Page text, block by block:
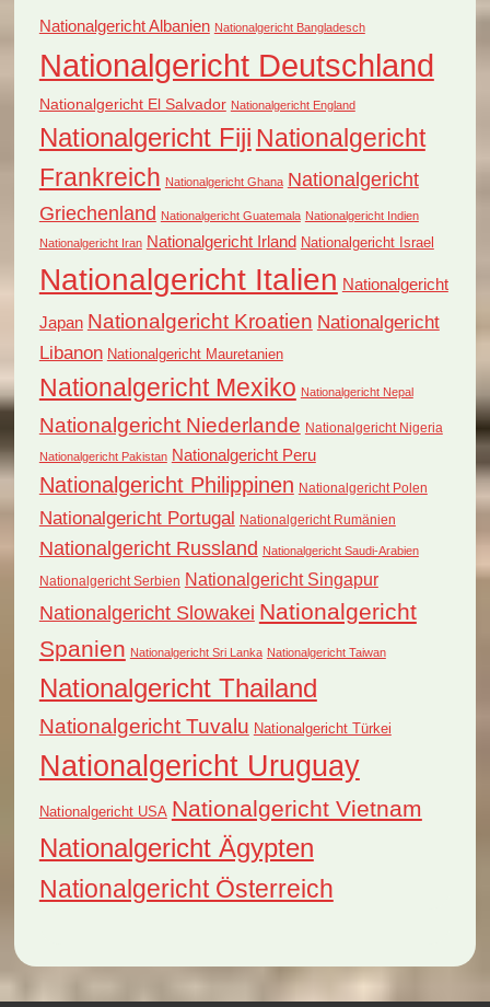
Nationalgericht Albanien Nationalgericht Bangladesch
Nationalgericht Deutschland
Nationalgericht El Salvador Nationalgericht England
Nationalgericht Fiji Nationalgericht
Frankreich Nationalgericht Ghana Nationalgericht
Griechenland Nationalgericht Guatemala Nationalgericht Indien
Nationalgericht Iran Nationalgericht Irland Nationalgericht Israel
Nationalgericht Italien Nationalgericht
Japan Nationalgericht Kroatien Nationalgericht
Libanon Nationalgericht Mauretanien
Nationalgericht Mexiko Nationalgericht Nepal
Nationalgericht Niederlande Nationalgericht Nigeria
Nationalgericht Pakistan Nationalgericht Peru
Nationalgericht Philippinen Nationalgericht Polen
Nationalgericht Portugal Nationalgericht Rumänien
Nationalgericht Russland Nationalgericht Saudi-Arabien
Nationalgericht Serbien Nationalgericht Singapur
Nationalgericht Slowakei Nationalgericht
Spanien Nationalgericht Sri Lanka Nationalgericht Taiwan
Nationalgericht Thailand
Nationalgericht Tuvalu Nationalgericht Türkei
Nationalgericht Uruguay
Nationalgericht USA Nationalgericht Vietnam
Nationalgericht Ägypten
Nationalgericht Österreich